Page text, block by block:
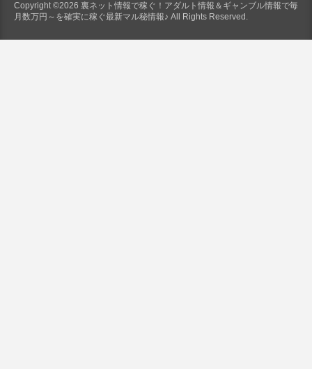
Copyright ©2026 裏ネット情報で稼ぐ！アダルト情報＆ギャンブル情報で毎
月数万円～を確実に稼ぐ最新マル秘情報♪ All Rights Reserved.